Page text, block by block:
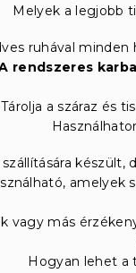
Melyek a legjobb
ruhával
rendszeres
Tárolja a száraz és
amelyek
vagy más
Hogyan lehet a